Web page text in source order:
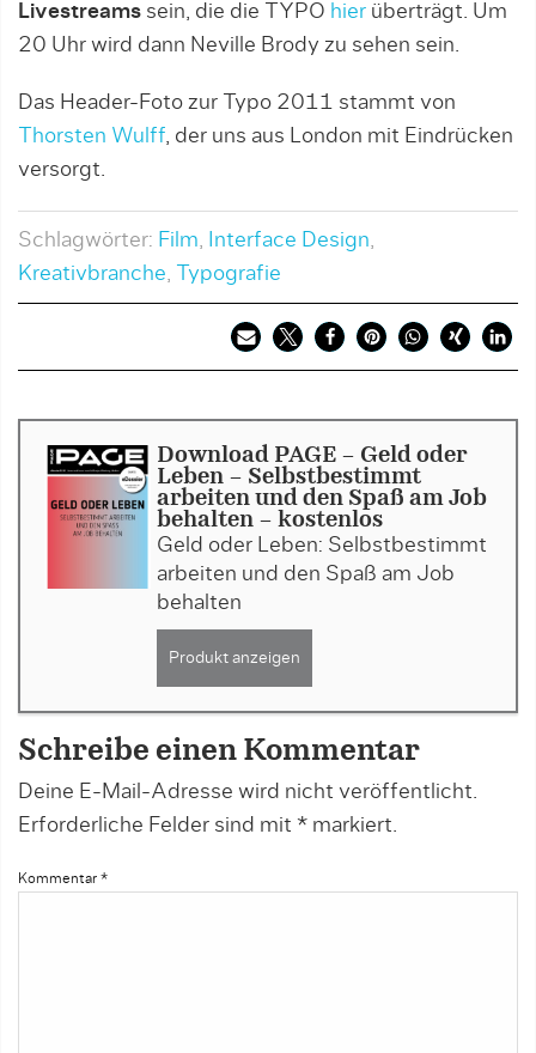
Livestreams sein, die die TYPO hier überträgt. Um
20 Uhr wird dann Neville Brody zu sehen sein.
Das Header-Foto zur Typo 2011 stammt von
Thorsten Wulff, der uns aus London mit Eindrücken
versorgt.
Schlagwörter: Film, Interface Design,
Kreativbranche, Typografie
Download PAGE - Geld oder
Leben – Selbstbestimmt
arbeiten und den Spaß am Job
behalten - kostenlos
Geld oder Leben: Selbstbestimmt
arbeiten und den Spaß am Job
behalten
Produkt anzeigen
Schreibe einen Kommentar
Deine E-Mail-Adresse wird nicht veröffentlicht.
Erforderliche Felder sind mit * markiert.
Kommentar *